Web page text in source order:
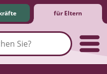
für Eltern